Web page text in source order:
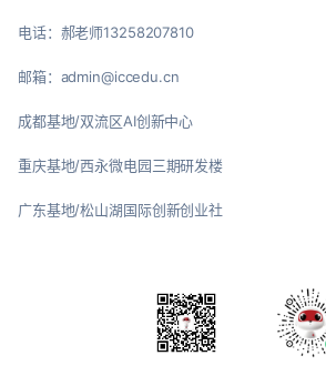
电话：郝老师13258207810
邮箱：admin@iccedu.cn
成都基地/双流区AI创新中心
重庆基地/西永微电园三期研发楼
广东基地/松山湖国际创新创业社